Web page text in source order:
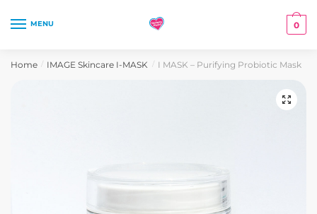
MENU 0
Home IMAGE Skincare I-MASK I MASK – Purifying Probiotic Mask